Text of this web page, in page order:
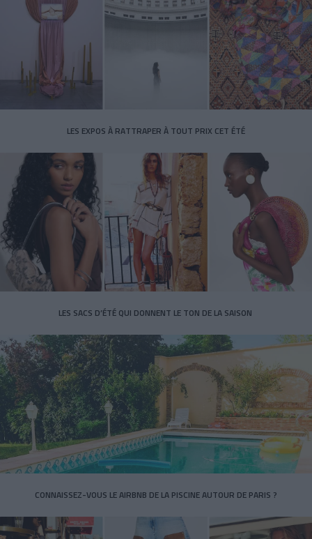
LES EXPOS À RATTRAPER À TOUT PRIX CET ÉTÉ
LES SACS D’ÉTÉ QUI DONNENT LE TON DE LA SAISON
CONNAISSEZ-VOUS LE AIRBNB DE LA PISCINE AUTOUR DE PARIS ?